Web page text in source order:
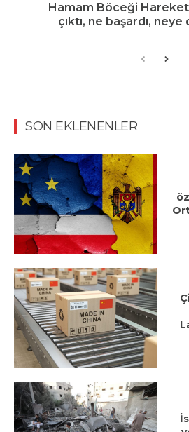
Hamam Böceği
çıktı, ne başardı,
SON EKLENENLER